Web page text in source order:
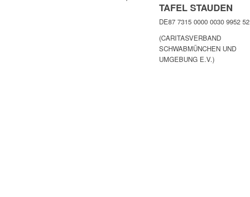
TAFEL STAUDEN
DE87 7315 0000 0030 9952 52
(CARITASVERBAND
SCHWABMÜNCHEN UND
UMGEBUNG E.V.)